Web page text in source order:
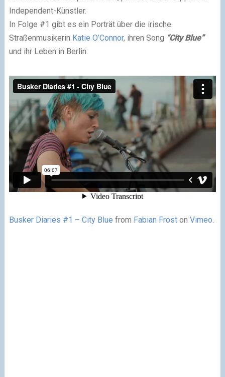
Independent-Künstler.
In Folge #1 gibt es ein Porträt über die irische
Straßenmusikerin Katie O’Connor, ihren Song “City Blue”
und ihr Leben in Berlin:
Busker Diaries #1 – City Blue from Fabian Froston Vimeo.